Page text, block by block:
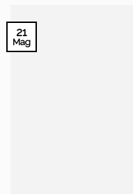
21
Mag